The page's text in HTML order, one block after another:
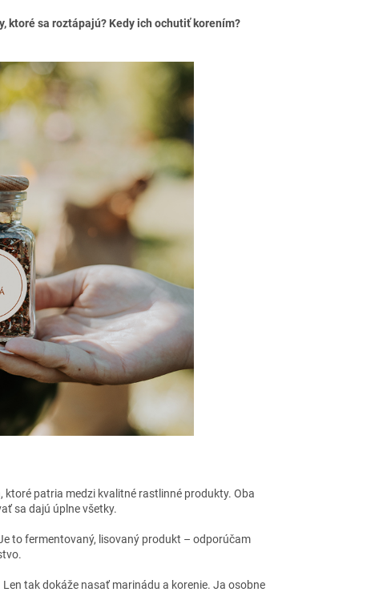
ktoré sa roztápajú? Kedy ich ochutiť korením?
patria medzi kvalitné rastlinné produkty. Oba
sa dajú úplne všetky.
to fermentovaný, lisovaný produkt – odporúčam
Len tak dokáže nasať marinádu a korenie. Ja osobne